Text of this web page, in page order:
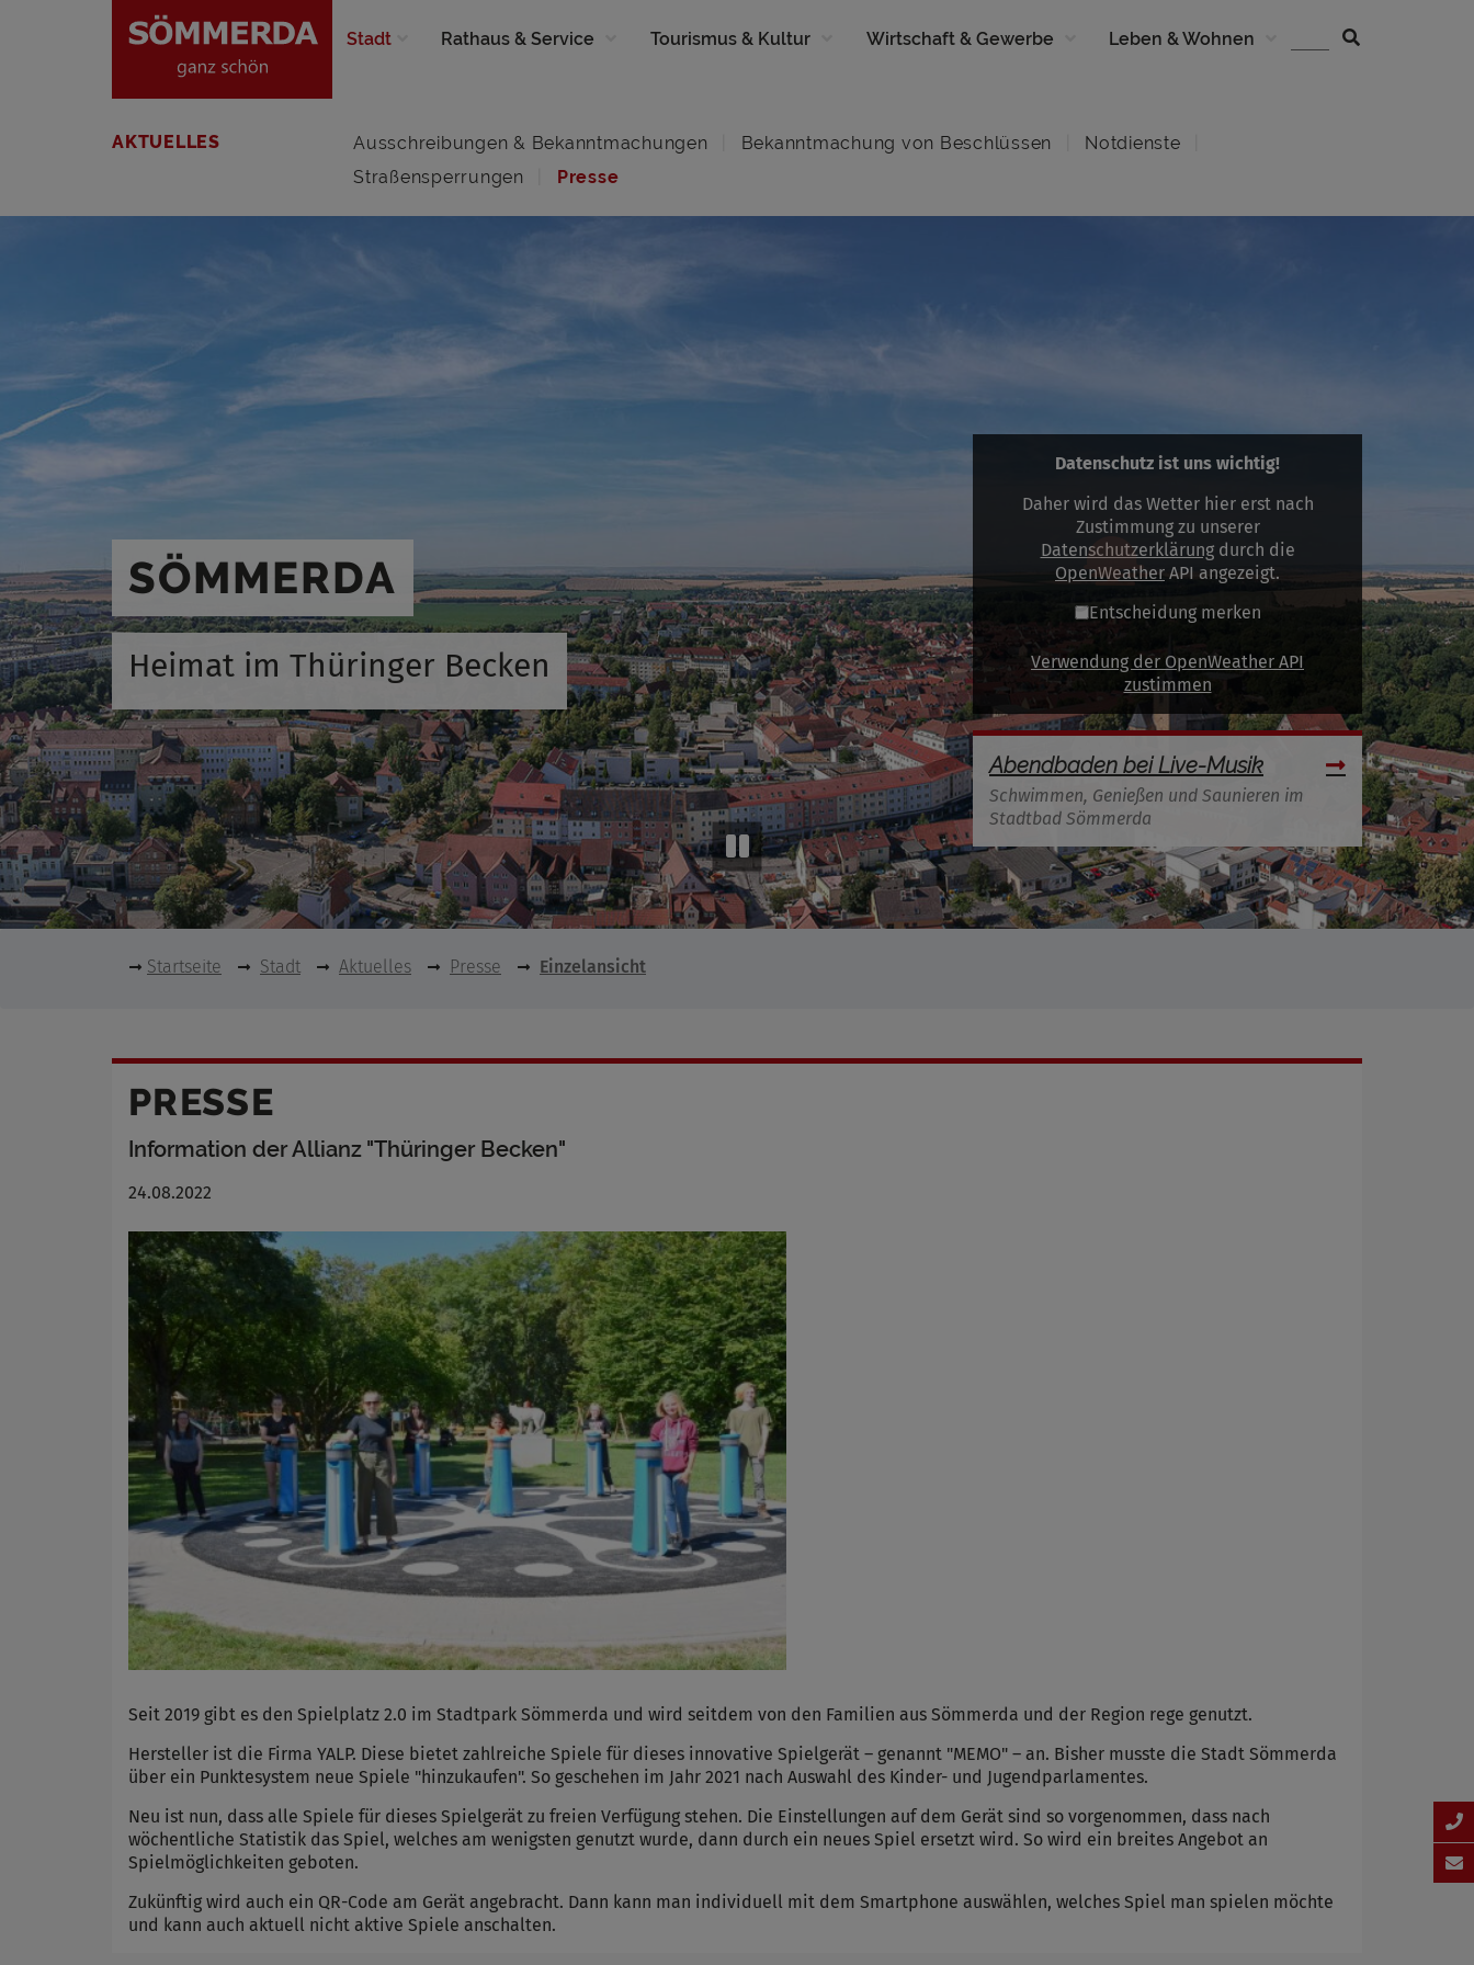
Stadt Rathaus & Service Tourismus & Kultur Wirtschaft & Gewerbe Leben & Wohnen
AKTUELLES Ausschreibungen & Bekanntmachungen Bekanntmachung von Beschlüssen
Notdienste
Straßensperrungen
Presse
SÖMMERDA
Heimat im Thüringer Becken
Datenschutz ist uns wichtig!
Daher wird das Wetter hier erst nach
Zustimmung zu unserer
Datenschutzerklärungdurch die
OpenWeather API angezeigt.
Entscheidung merken
Verwendung der OpenWeather API
zustimmen
Abendbaden bei Live-Musik
Schwimmen, Genießen und Saunieren im
Stadtbad Sömmerda
Startseite Stadt Aktuelles Presse Einzelansicht
PRESSE
Information der Allianz "Thüringer Becken"
24.08.2022
Seit 2019 gibt es den Spielplatz 2.0 im Stadtpark Sömmerda und wird seitdem von den Familien aus Sömmerda und der Region rege genutzt.
Hersteller ist die Firma YALP. Diese bietet zahlreiche Spiele für dieses innovative Spielgerät – genannt "MEMO" – an. Bisher musste die Stadt Sömmerda
über ein Punktesystem neue Spiele "hinzukaufen". So geschehen im Jahr 2021 nach Auswahl des Kinder- und Jugendparlamentes.
Neu ist nun, dass alle Spiele für dieses Spielgerät zu freien Verfügung stehen. Die Einstellungen auf dem Gerät sind so vorgenommen, dass nach
wöchentliche Statistik das Spiel, welches am wenigsten genutzt wurde, dann durch ein neues Spiel ersetzt wird. So wird ein breites Angebot an
Spielmöglichkeiten geboten.
Zukünftig wird auch ein QR-Code am Gerät angebracht. Dann kann man individuell mit dem Smartphone auswählen, welches Spiel man spielen möchte
und kann auch aktuell nicht aktive Spiele anschalten.